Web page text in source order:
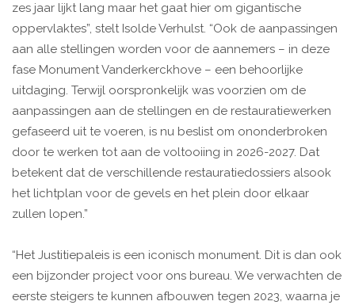
zes jaar lijkt lang maar het gaat hier om gigantische
oppervlaktes”, stelt Isolde Verhulst. “Ook de aanpassingen
aan alle stellingen worden voor de aannemers – in deze
fase Monument Vanderkerckhove – een behoorlijke
uitdaging. Terwijl oorspronkelijk was voorzien om de
aanpassingen aan de stellingen en de restauratiewerken
gefaseerd uit te voeren, is nu beslist om ononderbroken
door te werken tot aan de voltooiing in 2026-2027. Dat
betekent dat de verschillende restauratiedossiers alsook
het lichtplan voor de gevels en het plein door elkaar
zullen lopen.”
“Het Justitiepaleis is een iconisch monument. Dit is dan ook
een bijzonder project voor ons bureau. We verwachten de
eerste steigers te kunnen afbouwen tegen 2023, waarna je